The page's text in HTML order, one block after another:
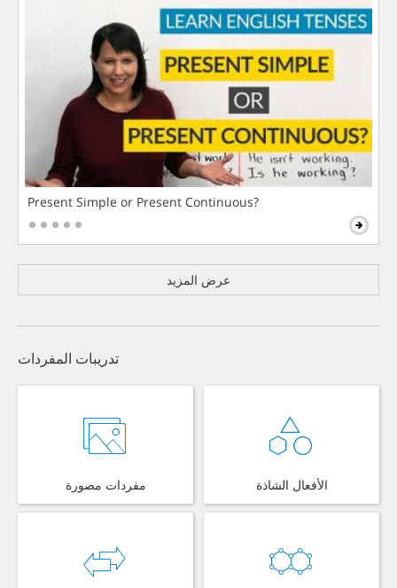
Present Simple or Present Continuous?
عرض المزيد
تدريبات المفردات
مفردات مصورة الأفعال الشاذة